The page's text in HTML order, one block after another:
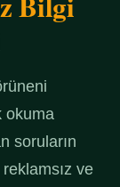
okuma
soruların
ve